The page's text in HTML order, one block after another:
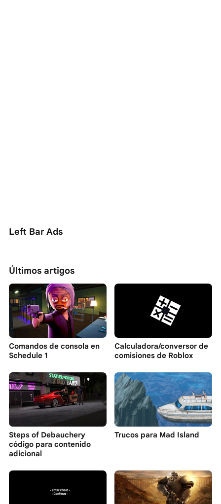
Left Bar Ads
Últimos artigos
Comandos de consola en
Schedule 1
Calculadora/conversor de
comisiones de Roblox
Steps of Debauchery
código para contenido
adicional
Trucos para Mad Island